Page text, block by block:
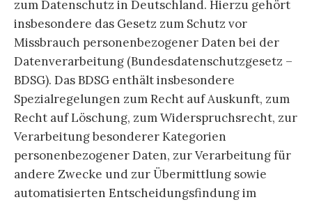
zum Datenschutz in Deutschland. Hierzu gehört
insbesondere das Gesetz zum Schutz vor
Missbrauch personenbezogener Daten bei der
Datenverarbeitung (Bundesdatenschutzgesetz –
BDSG). Das BDSG enthält insbesondere
Spezialregelungen zum Recht auf Auskunft, zum
Recht auf Löschung, zum Widerspruchsrecht, zur
Verarbeitung besonderer Kategorien
personenbezogener Daten, zur Verarbeitung für
andere Zwecke und zur Übermittlung sowie
automatisierten Entscheidungsfindung im